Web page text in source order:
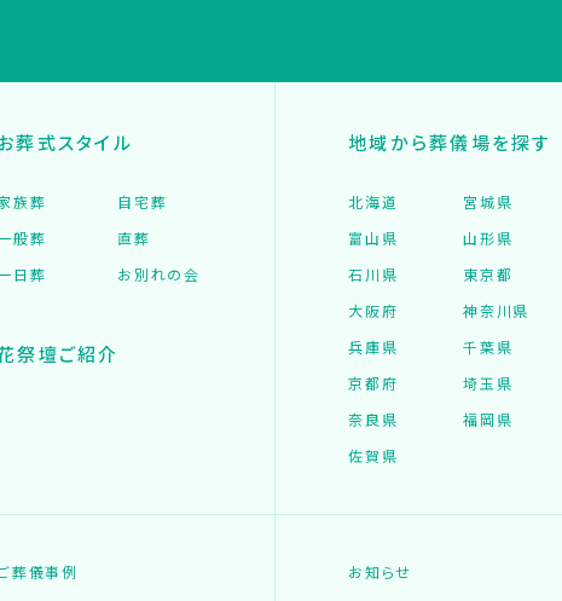
葬式スタイル
族葬
自宅葬
般葬
直葬
日葬
お別れの会
祭壇ご紹介
地域から葬儀場を探す
北海道
宮城県
富山県
山形県
石川県
東京都
大阪府
神奈川県
兵庫県
千葉県
京都府
埼玉県
奈良県
福岡県
佐賀県
葬儀事例
お知らせ